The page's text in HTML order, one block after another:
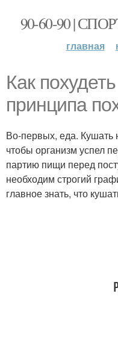
90-60-90 |
главная
Как
принципа
Во-первых, еда. Кушать
чтобы организм успел
партию пищи перед
необходим строгий
главное знать, что